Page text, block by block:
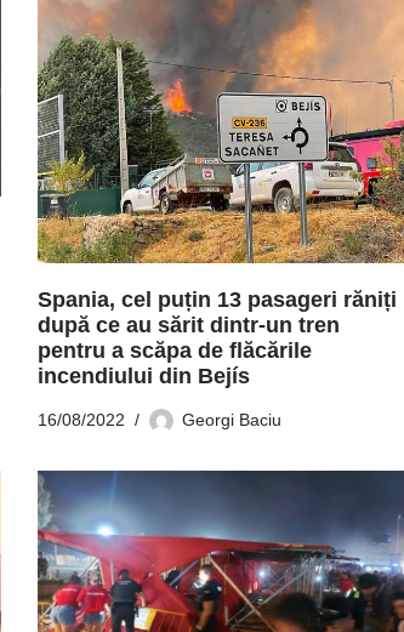
Spania, cel puțin 13 pasageri răniți
după ce au sărit dintr-un tren
pentru a scăpa de flăcările
incendiului din Bejís
16/08/2022 Georgi Baciu